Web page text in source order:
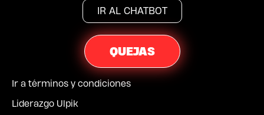
IR AL CHATBOT
QUEJAS
Ir a términos y condiciones
Liderazgo Ulpik